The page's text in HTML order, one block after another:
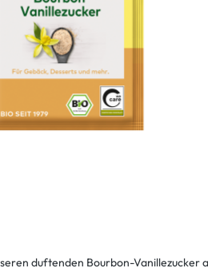
duftenden Bourbon-Vanillezucker